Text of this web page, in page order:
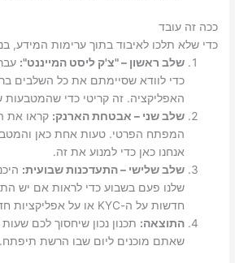
ככה זה עובד
כדי שלא תלכו לאיבוד בתוך ערימות המידע,
שלב ראשון – "צ'ק ליסט המייננט":
כדי לוודא שסיימתם את כל השלבים
האפליקציה. זה קריטי כדי שהמטבעות
שלב שני – אבטחת הארנק: קראו את
המפתח הפרטי. טעות אחת כאן
אנחנו כאן כדי למנוע את זה.
שלב שלישי – התעדכנות שבועית:
שלנו פעם בשבוע כדי לראות אם יש
חדשות על ה-KYC או על אפליקציות חדשות באקו-סיסטם.
התוצאה: תכנון נכון שיחסוך לכם
שאתם מוכנים ליום שבו הרשת תיפתח.